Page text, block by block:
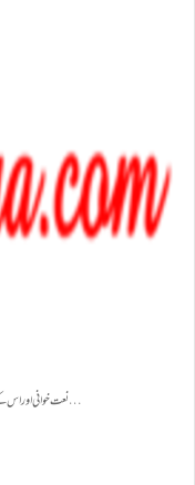
نعت خوانی اور اس کے تقاضے غلام ربانی فداؔ سرکارِ دوعالم جناب احمد مجتبےٰ حضرت محمد مصطفےٰ ﷺ کی ذاتِ…